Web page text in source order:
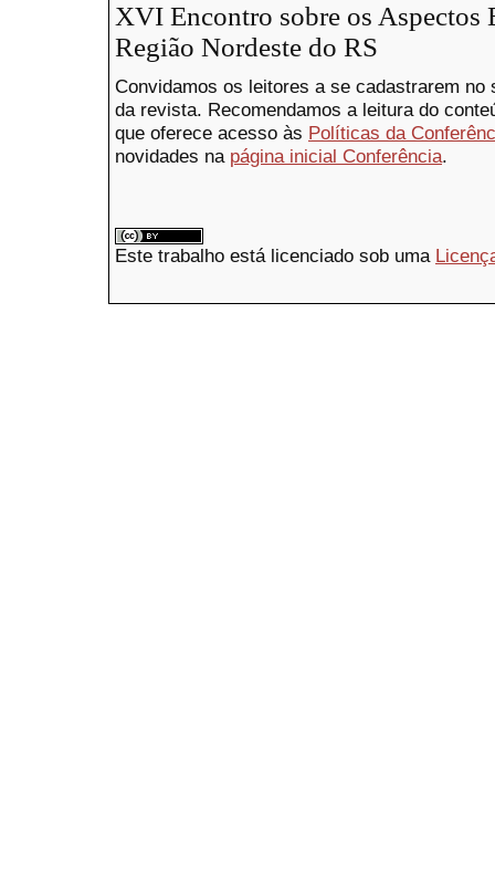
XVI Encontro sobre os Aspectos
Região Nordeste do RS
Convidamos os leitores a se cadastrarem
da revista. Recomendamos a leitura do
que oferece acesso às Políticas da
novidades na página inicial Conferência.
Este trabalho está licenciado sob uma